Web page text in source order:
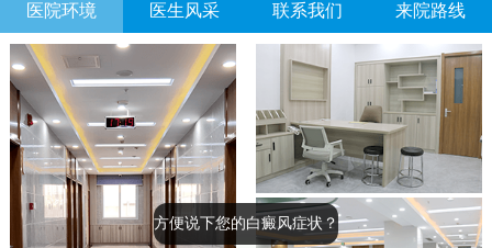
医院环境 医生风采 联系我们 来院路线
方便说下您的白癜风症状？